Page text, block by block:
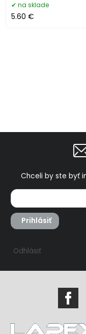
na sklade
5.60 €
Chceli by ste byť
Prihlásiť
Odhlásiť